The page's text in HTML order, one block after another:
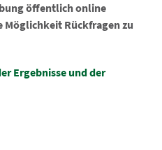
öffentlich online
Rückfragen zu
Ergebnisse und der